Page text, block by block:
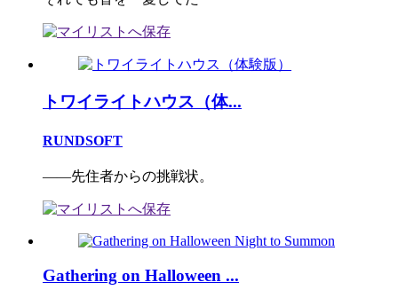
トワイライトハウス（体...
RUNDSOFT
――先住者からの挑戦状。
Gathering on Halloween ...